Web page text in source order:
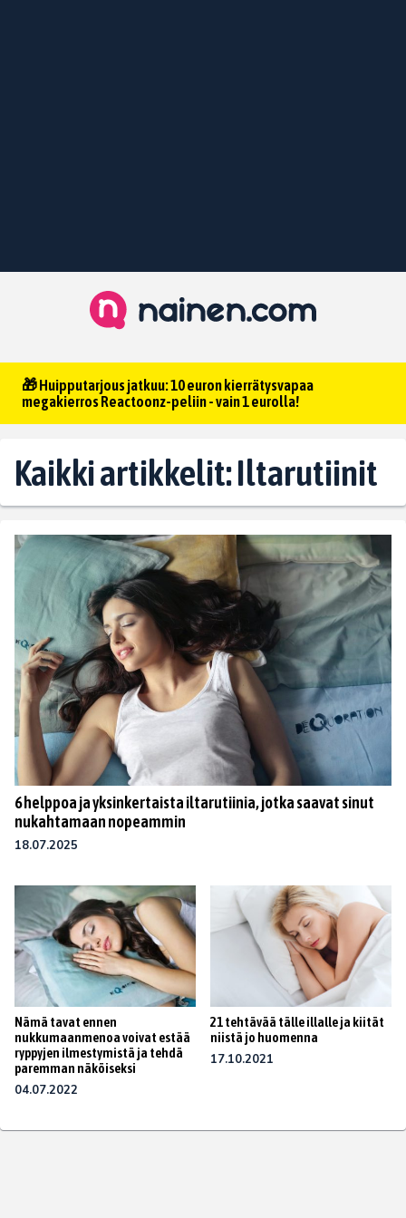
🎁 Huipputarjous jatkuu: 10 euron kierrätysvapaa
megakierros Reactoonz-peliin - vain 1 eurolla!
Kaikki artikkelit: Iltarutiinit
6 helppoa ja yksinkertaista iltarutiinia, jotka saavat sinut
nukahtamaan nopeammin
18.07.2025
Nämä tavat ennen
nukkumaanmenoa voivat estää
ryppyjen ilmestymistä ja tehdä
paremman näköiseksi
04.07.2022
21 tehtävää tälle illalle ja kiität
niistä jo huomenna
17.10.2021